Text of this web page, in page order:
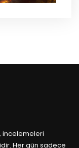
incelemeleri
Her gün sadece